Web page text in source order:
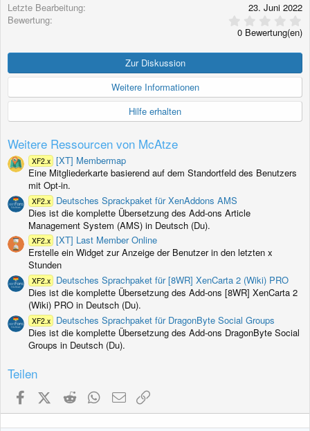
n
e
Letzte Bearbeitung
23. Juni 2022
Bewertung
,
0
t
e
n
e
0 Bewertung(en)
Zur Diskussion
Weitere Informationen
Hilfe erhalten
Weitere Ressourcen von McAtze
XF2.x [XT] Membermap
Eine Mitgliederkarte basierend auf dem Standortfeld des Benutzers
mit Opt-in.
XF2.x
Deutsches Sprackpaket für XenAddons AMS
Dies ist die komplette Übersetzung des Add-ons Article
Management System (AMS) in Deutsch (Du).
XF2.x [XT] Last Member Online
Erstelle ein Widget zur Anzeige der Benutzer in den letzten x
Stunden
XF2.x
Deutsches Sprachpaket für [8WR] XenCarta 2 (Wiki) PRO
Dies ist die komplette Übersetzung des Add-ons [8WR] XenCarta 2
(Wiki) PRO in Deutsch (Du).
XF2.x
Deutsches Sprachpaket für DragonByte Social Groups
Dies ist die komplette Übersetzung des Add-ons DragonByte Social
Groups in Deutsch (Du).
Teilen
FacebookX (Twitter)
Reddit WhatsApp
E-Mail